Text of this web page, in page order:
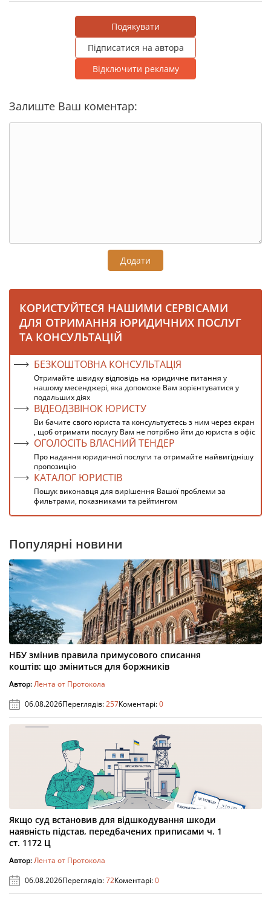
Подякувати
Підписатися на автора
Відключити рекламу
Залиште Ваш коментар:
Додати
КОРИСТУЙТЕСЯ НАШИМИ СЕРВІСАМИ
ДЛЯ ОТРИМАННЯ ЮРИДИЧНИХ ПОСЛУГ
ТА КОНСУЛЬТАЦІЙ
БЕЗКОШТОВНА КОНСУЛЬТАЦІЯ
Отримайте швидку відповідь на юридичне питання у
нашому месенджері, яка допоможе Вам зорієнтуватися у
подальших діях
ВІДЕОДЗВІНОК ЮРИСТУ
Ви бачите свого юриста та консультуєтесь з ним через екран
, щоб отримати послугу Вам не потрібно йти до юриста в офіс
ОГОЛОСІТЬ ВЛАСНИЙ ТЕНДЕР
Про надання юридичної послуги та отримайте найвигіднішу
пропозицію
КАТАЛОГ ЮРИСТІВ
Пошук виконавця для вирішення Вашої проблеми за
фильтрами, показниками та рейтингом
Популярні новини
НБУ змінив правила примусового списання
коштів: що зміниться для боржників
Автор:Лента от Протокола
06.08.2026Переглядів:257Коментарі:0
Якщо суд встановив для відшкодування шкоди
наявність підстав, передбачених приписами ч. 1
ст. 1172 Ц
Автор:Лента от Протокола
06.08.2026Переглядів:72Коментарі:0